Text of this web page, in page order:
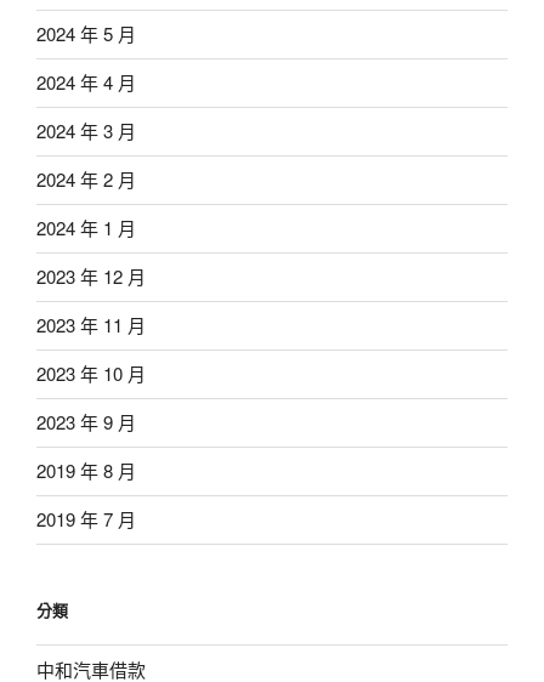
2024 年 5 月
2024 年 4 月
2024 年 3 月
2024 年 2 月
2024 年 1 月
2023 年 12 月
2023 年 11 月
2023 年 10 月
2023 年 9 月
2019 年 8 月
2019 年 7 月
分類
中和汽車借款